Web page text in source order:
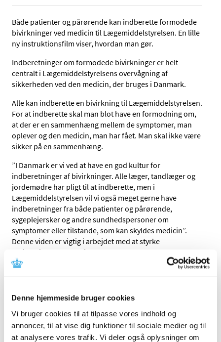
Denne hjemmeside bruger cookies
Vi bruger cookies til at tilpasse vores indhold og
annoncer, til at vise dig funktioner til sociale medier og til
at analysere vores trafik. Vi deler også oplysninger om
Både patienter og pårørende kan indberette formodede
bivirkninger ved medicin til Lægemiddelstyrelsen. En lille
ny instruktionsfilm viser, hvordan man gør.
Indberetninger om formodede bivirkninger er helt
centralt i Lægemiddelstyrelsens overvågning af
sikkerheden ved den medicin, der bruges i Danmark.
Alle kan indberette en bivirkning til Lægemiddelstyrelsen.
For at indberette skal man blot have en formodning om,
at der er en sammenhæng mellem de symptomer, man
oplever og den medicin, man har fået. Man skal ikke være
sikker på en sammenhæng.
”I Danmark er vi ved at have en god kultur for
indberetninger af bivirkninger. Alle læger, tandlæger og
jordemødre har pligt til at indberette, men i
Lægemiddelstyrelsen vil vi også meget gerne have
indberetninger fra både patienter og pårørende,
sygeplejersker og andre sundhedspersoner om
symptomer eller tilstande, som kan skyldes medicin”.
Denne viden er vigtig i arbejdet med at styrke
patientsikkerheden, siger Janne Lehmann Knudsen, som
er enhedschef for Lægemiddelovervågning i
Alle alvorlige indberetninger sendes til Det Europæiske
Lægemiddelagentur, som på europæisk plan vurderer
det samlede antal indberetninger og holder øje med, om
der kommer nye signaler om sjældne bivirkninger ved
medicinen.